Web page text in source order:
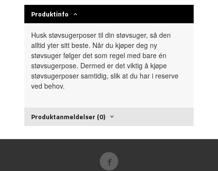
Produktinfo
Husk støvsugerposer til din støvsuger, så den
alltid yter sitt beste. Når du kjøper deg ny
støvsuger følger det som regel med bare én
støvsugerpose. Dermed er det viktig å kjøpe
støvsugerposer samtidig, slik at du har i reserve
ved behov.
Produktanmeldelser (0)